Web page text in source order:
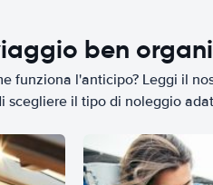
ben
funziona l'anticipo? Leggi il
scegliere il tipo di noleggio